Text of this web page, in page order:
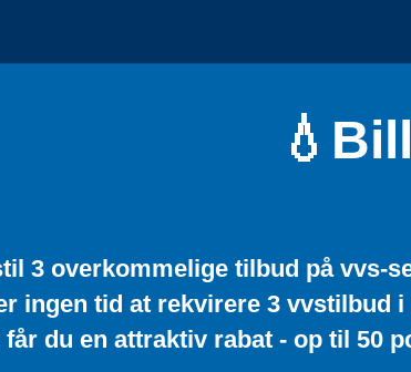
3 overkommelige tilbud på vvs-
ingen tid at rekvirere 3 vvstilbud
får du en attraktiv rabat - op til 50